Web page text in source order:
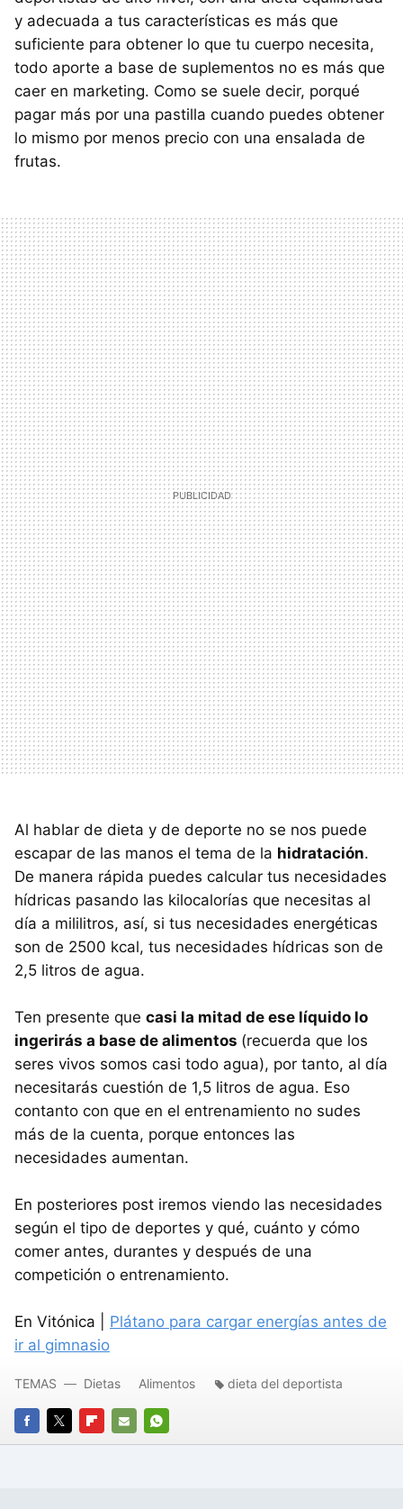
y adecuada a tus características es más que
suficiente para obtener lo que tu cuerpo necesita,
todo aporte a base de suplementos no es más que
caer en marketing. Como se suele decir, porqué
pagar más por una pastilla cuando puedes obtener
lo mismo por menos precio con una ensalada de
frutas.
Al hablar de dieta y de deporte no se nos puede
escapar de las manos el tema de la hidratación.
De manera rápida puedes calcular tus necesidades
hídricas pasando las kilocalorías que necesitas al
día a mililitros, así, si tus necesidades energéticas
son de 2500 kcal, tus necesidades hídricas son de
2,5 litros de agua.
Ten presente que casi la mitad de ese líquido lo
ingerirás a base de alimentos (recuerda que los
seres vivos somos casi todo agua), por tanto, al día
necesitarás cuestión de 1,5 litros de agua. Eso
contanto con que en el entrenamiento no sudes
más de la cuenta, porque entonces las
necesidades aumentan.
En posteriores post iremos viendo las necesidades
según el tipo de deportes y qué, cuánto y cómo
comer antes, durantes y después de una
competición o entrenamiento.
En Vitónica | Plátano para cargar energías antes de
ir al gimnasio
FACEBOOK
TWITTERFLIPBOARD
E-
WHATSAPP
TEMAS Dietas Alimentos dieta del deportista